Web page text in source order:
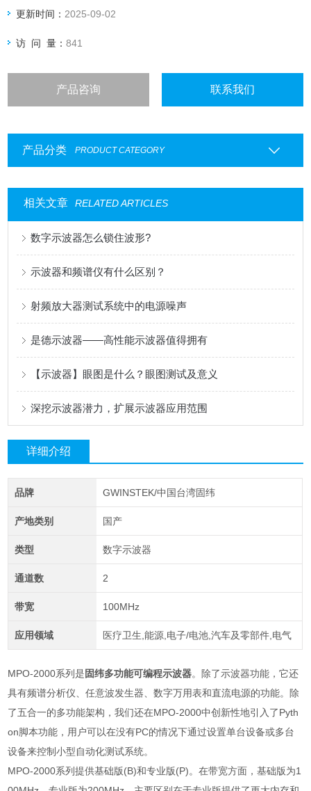
更新时间： 2025-09-02
访 问 量：841
产品咨询 联系我们
产品分类 PRODUCT CATEGORY
相关文章 RELATED ARTICLES
数字示波器怎么锁住波形?
示波器和频谱仪有什么区别？
射频放大器测试系统中的电源噪声
是德示波器——高性能示波器值得拥有
【示波器】眼图是什么？眼图测试及意义
深挖示波器潜力，扩展示波器应用范围
详细介绍
品牌 GWINSTEK/中国台湾固纬
产地类别 国产
类型 数字示波器
通道数 2
带宽 100MHz
应用领域 医疗卫生,能源,电子/电池,汽车及零部件,电气
MPO-2000系列是固纬多功能可编程示波器。除了示波器功能，它还
具有频谱分析仪、任意波发生器、数字万用表和直流电源的功能。除
了五合一的多功能架构，我们还在MPO-2000中创新性地引入了Pyth
on脚本功能，用户可以在没有PC的情况下通过设置单台设备或多台
设备来控制小型自动化测试系统。
MPO-2000系列提供基础版(B)和专业版(P)。在带宽方面，基础版为1